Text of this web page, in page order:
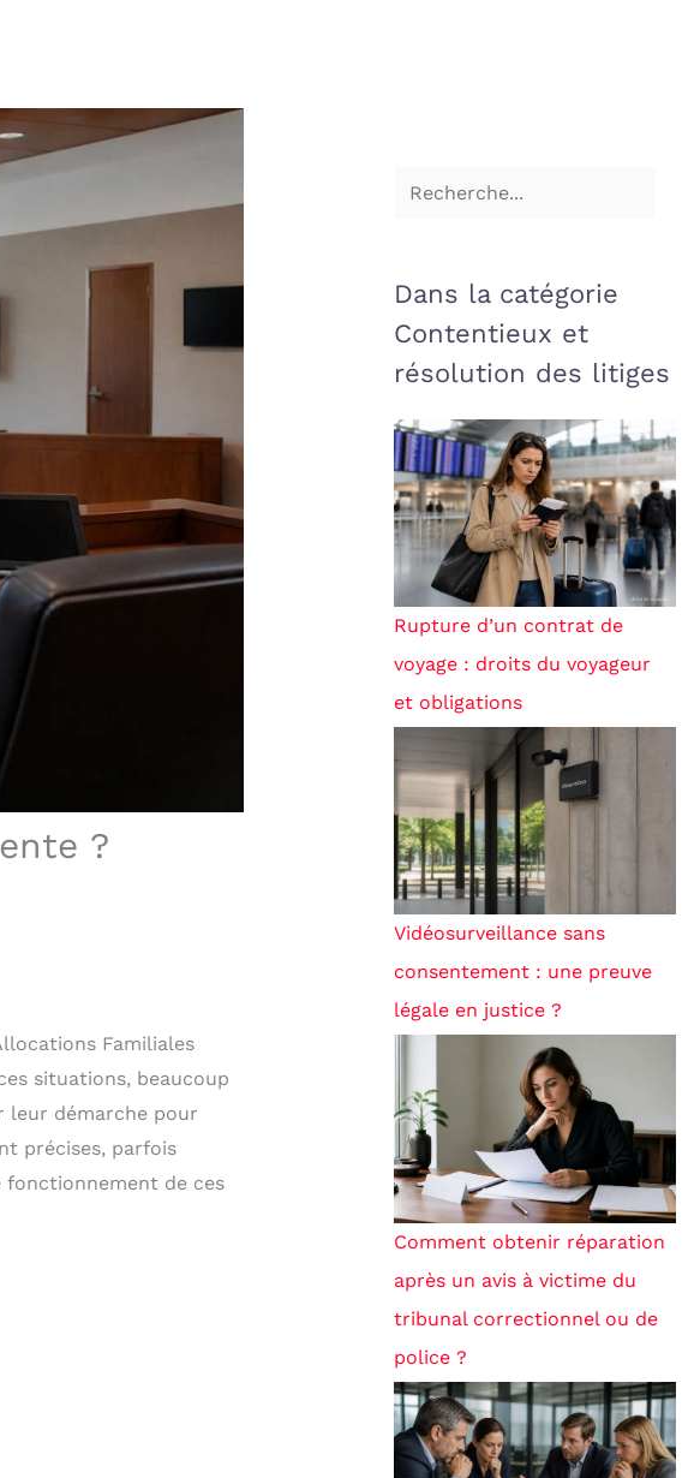
?
Familiales
situations, beaucoup
leur démarche pour
précises, parfois
fonctionnement de ces
Dans la catégorie
Contentieux et
résolution des litiges
Rupture d’un contrat de
voyage : droits du voyageur
et obligations
Vidéosurveillance sans
consentement : une preuve
légale en justice ?
Comment obtenir réparation
après un avis à victime du
tribunal correctionnel ou de
police ?